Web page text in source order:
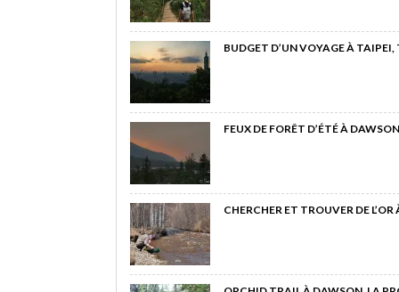
BUDGET D’UN VOYAGE À
FEUX DE FORÊT D’ÉTÉ À
CHERCHER ET TROUVER DE